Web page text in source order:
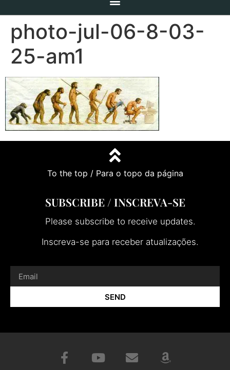
photo-jul-06-8-03-
25-am1
To the top / Para o topo da página
SUBSCRIBE / INSCREVA-SE
Please subscribe to receive updates.
Inscreva-se para receber atualizações.
SEND